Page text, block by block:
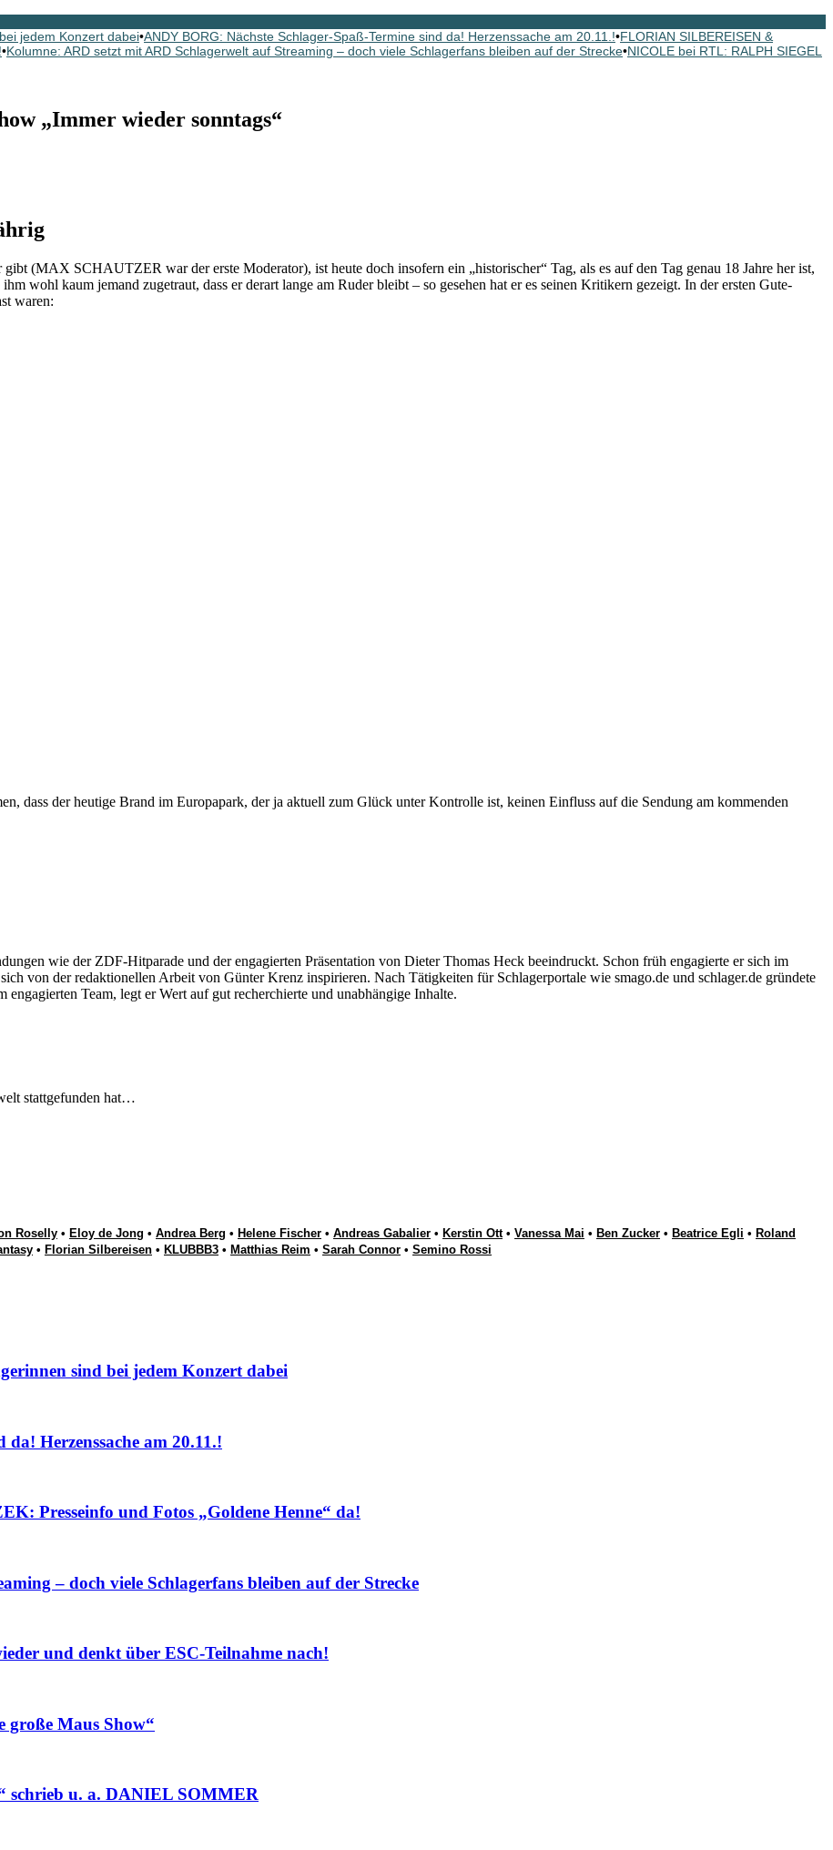
jedem Konzert dabei•ANDY BORG: Nächste Schlager-Spaß-Termine sind da! Herzenssache am 20.11.!•FLORIAN SILBEREISEN &
•Kolumne: ARD setzt mit ARD Schlagerwelt auf Streaming – doch viele Schlagerfans bleiben auf der Strecke•NICOLE bei RTL: RALPH SIEGEL
„Immer wieder sonntags“
(MAX SCHAUTZER war der erste Moderator), ist heute doch insofern ein „historischer“ Tag, als es auf den Tag genau 18 Jahre her ist,
wohl kaum jemand zugetraut, dass er derart lange am Ruder bleibt – so gesehen hat er es seinen Kritikern gezeigt. In der ersten Gute-
waren:
dass der heutige Brand im Europapark, der ja aktuell zum Glück unter Kontrolle ist, keinen Einfluss auf die Sendung am kommenden
wie der ZDF-Hitparade und der engagierten Präsentation von Dieter Thomas Heck beeindruckt. Schon früh engagierte er sich im
von der redaktionellen Arbeit von Günter Krenz inspirieren. Nach Tätigkeiten für Schlagerportale wie smago.de und schlager.de gründete
Team, legt er Wert auf gut recherchierte und unabhängige Inhalte.
stattgefunden hat…
Roselly • Eloy de Jong • Andrea Berg • Helene Fischer • Andreas Gabalier • Kerstin Ott• Vanessa Mai • Ben Zucker • Beatrice Egli • Roland
• Florian Silbereisen • KLUBBB3 • Matthias Reim • Sarah Connor • Semino Rossi
sind bei jedem Konzert dabei
Herzenssache am 20.11.!
Presseinfo und Fotos „Goldene Henne“ da!
– doch viele Schlagerfans bleiben auf der Strecke
und denkt über ESC-Teilnahme nach!
Maus Show“
schrieb u. a. DANIEL SOMMER